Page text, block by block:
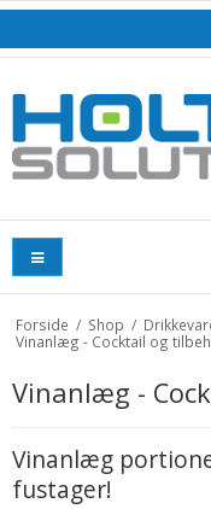
Forside / Shop /
Vinanlæg - Cocktail og
Vinanlæg -
Vinanlæg
fustager!